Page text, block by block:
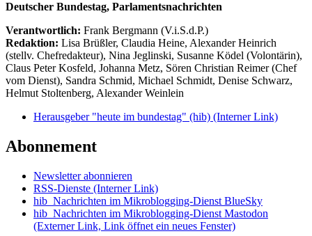
Deutscher Bundestag, Parlamentsnachrichten
Verantwortlich: Frank Bergmann (V.i.S.d.P.)
Redaktion: Lisa Brüßler, Claudia Heine, Alexander Heinrich
(stellv. Chefredakteur), Nina Jeglinski, Susanne Ködel (Volontärin),
Claus Peter Kosfeld, Johanna Metz, Sören Christian Reimer (Chef
vom Dienst), Sandra Schmid, Michael Schmidt, Denise Schwarz,
Helmut Stoltenberg, Alexander Weinlein
Herausgeber "heute im bundestag" (hib) (Interner Link)
Abonnement
Newsletter abonnieren
RSS-Dienste (Interner Link)
hib_Nachrichten im Mikroblogging-Dienst BlueSky
hib_Nachrichten im Mikroblogging-Dienst Mastodon
(Externer Link, Link öffnet ein neues Fenster)